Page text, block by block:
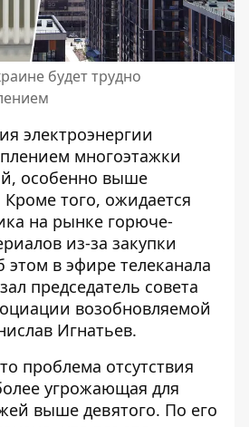
будет трудно
электроэнергии
многоэтажки
особенно выше
Кроме того, ожидается
на рынке горюче-
из-за закупки
этом в эфире телеканала
председатель совета
возобновляемой
Игнатьев.
проблема отсутствия
угрожающая для
выше девятого. По его